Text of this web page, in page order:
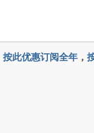
按此优惠订阅全年 ，